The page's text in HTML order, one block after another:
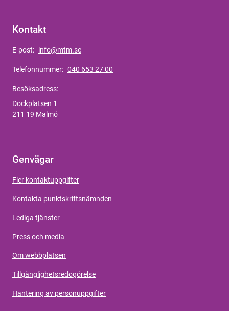
Kontakt
E-post: info@mtm.se
Telefonnummer: 040 653 27 00
Besöksadress:
Dockplatsen 1
211 19 Malmö
Genvägar
Fler kontaktuppgifter
Kontakta punktskriftsnämnden
Lediga tjänster
Press och media
Om webbplatsen
Tillgänglighetsredogörelse
Hantering av personuppgifter